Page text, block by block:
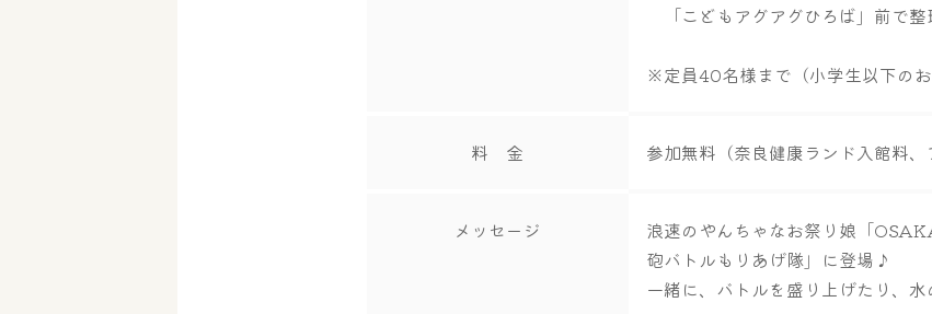
「こどもアグアグひろば」前で整
※定員40名様まで（小学生以下のお
料 金 参加無料（奈良健康ランド入館料、
メッセージ
浪速のやんちゃなお祭り娘「
砲バトルもりあげ隊」に登場♪
一緒に、バトルを盛り上げたり、水